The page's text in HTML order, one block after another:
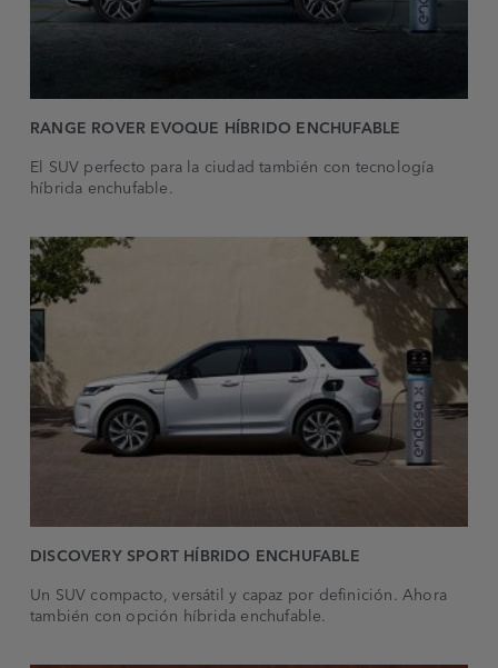
RANGE ROVER EVOQUE HÍBRIDO ENCHUFABLE
El SUV perfecto para la ciudad también con tecnología
híbrida enchufable.
DISCOVERY SPORT HÍBRIDO ENCHUFABLE
Un SUV compacto, versátil y capaz por definición. Ahora
también con opción híbrida enchufable.